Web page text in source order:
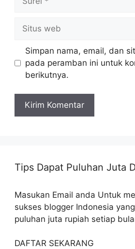
Situs
web
Simpan nama, email, dan
pada peramban ini untuk
berikutnya.
Tips Dapat Puluhan Juta
Masukan Email anda Untuk
sukses blogger Indonesia
puluhan juta rupiah setiap
DAFTAR SEKARANG